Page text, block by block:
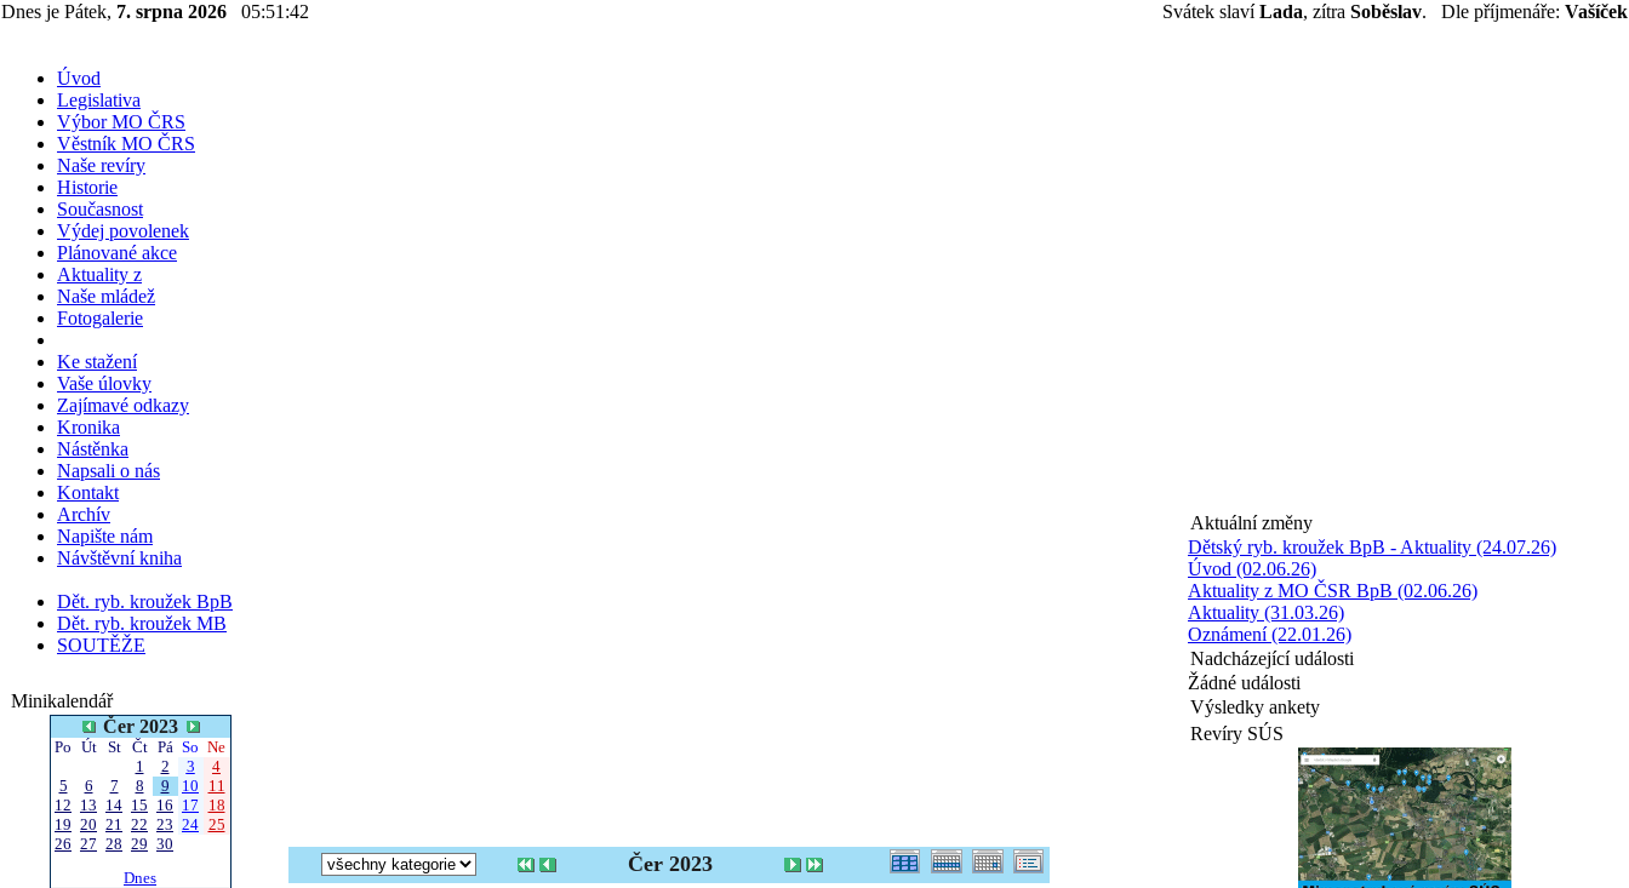
Dnes je Pátek, 7. srpna 2026 05:51:42 Svátek slavíLada, zítra Soběslav. Dle příjmenáře: Vašíček
Úvod
Legislativa
Výbor MO ČRS
Věstník MO ČRS
Naše revíry
Historie
Současnost
Výdej povolenek
Plánované akce
Aktuality z
Naše mládež
Fotogalerie
Ke stažení
Vaše úlovky
Zajímavé odkazy
Kronika
Nástěnka
Napsali o nás
Kontakt
Archív
Napište nám
Návštěvní kniha
Dět. ryb. kroužek BpB
Dět. ryb. kroužek MB
SOUTĚŽE
Minikalendář
Čer 2023
Po Út St Čt Pá So Ne
1
2 3
4
5
6 7 8 9 10
11
12 13 14 15 16 17
18
19 20 21 22 23 24 25
26 27 28 29 30
Dnes
Čer 2023
Aktuální změny
Dětský ryb. kroužek BpB - Aktuality (24.07.26)
Úvod (02.06.26)
Aktuality z MO ČSR BpB (02.06.26)
Aktuality (31.03.26)
Oznámení (22.01.26)
Nadcházející události
Žádné události
Výsledky ankety
Revíry SÚS